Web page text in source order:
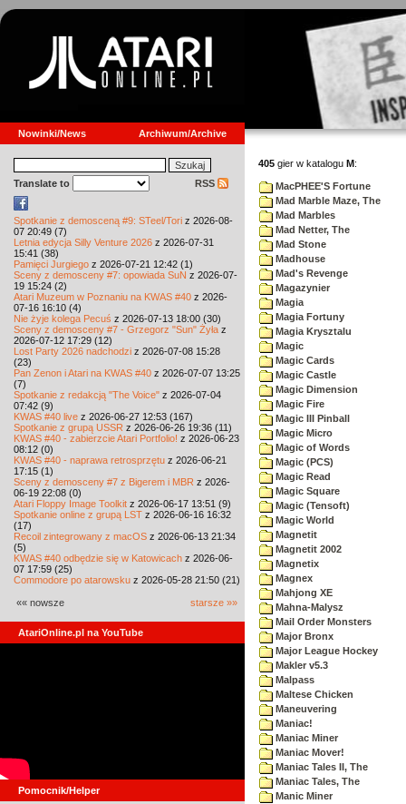
Nowinki/News Archiwum/Archive
Translate to RSS
Spotkanie z demosceną #9: STeel/Tori z 2026-08-
07 20:49 (7)
Letnia edycja Silly Venture 2026 z 2026-07-31
15:41 (38)
Pamięci Jurgiego z 2026-07-21 12:42 (1)
Sceny z demosceny #7: opowiada SuN z 2026-07-
19 15:24 (2)
Atari Muzeum w Poznaniu na KWAS #40 z 2026-
07-16 16:10 (4)
Nie żyje kolega Pecuś z 2026-07-13 18:00 (30)
Sceny z demosceny #7 - Grzegorz "Sun" Żyła z
2026-07-12 17:29 (12)
Lost Party 2026 nadchodzi z 2026-07-08 15:28
(23)
Pan Zenon i Atari na KWAS #40 z 2026-07-07 13:25
(7)
Spotkanie z redakcją "The Voice" z 2026-07-04
07:42 (9)
KWAS #40 live z 2026-06-27 12:53 (167)
Spotkanie z grupą USSR z 2026-06-26 19:36 (11)
KWAS #40 - zabierzcie Atari Portfolio! z 2026-06-23
08:12 (0)
KWAS #40 - naprawa retrosprzętu z 2026-06-21
17:15 (1)
Sceny z demosceny #7 z Bigerem i MBR z 2026-
06-19 22:08 (0)
Atari Floppy Image Toolkit z 2026-06-17 13:51 (9)
Spotkanie online z grupą LST z 2026-06-16 16:32
(17)
Recoil zintegrowany z macOS z 2026-06-13 21:34
(5)
KWAS #40 odbędzie się w Katowicach z 2026-06-
07 17:59 (25)
Commodore po atarowsku z 2026-05-28 21:50 (21)
«« nowsze starsze »»
AtariOnline.pl na YouTube
Pomocnik/Helper
405 gier w katalogu M:
MacPHEE'S Fortune
Mad Marble Maze, The
Mad Marbles
Mad Netter, The
Mad Stone
Madhouse
Mad's Revenge
Magazynier
Magia
Magia Fortuny
Magia Krysztalu
Magic
Magic Cards
Magic Castle
Magic Dimension
Magic Fire
Magic III Pinball
Magic Micro
Magic of Words
Magic (PCS)
Magic Read
Magic Square
Magic (Tensoft)
Magic World
Magnetit
Magnetit 2002
Magnetix
Magnex
Mahjong XE
Mahna-Malysz
Mail Order Monsters
Major Bronx
Major League Hockey
Makler v5.3
Malpass
Maltese Chicken
Maneuvering
Maniac!
Maniac Miner
Maniac Mover!
Maniac Tales II, The
Maniac Tales, The
Manic Miner